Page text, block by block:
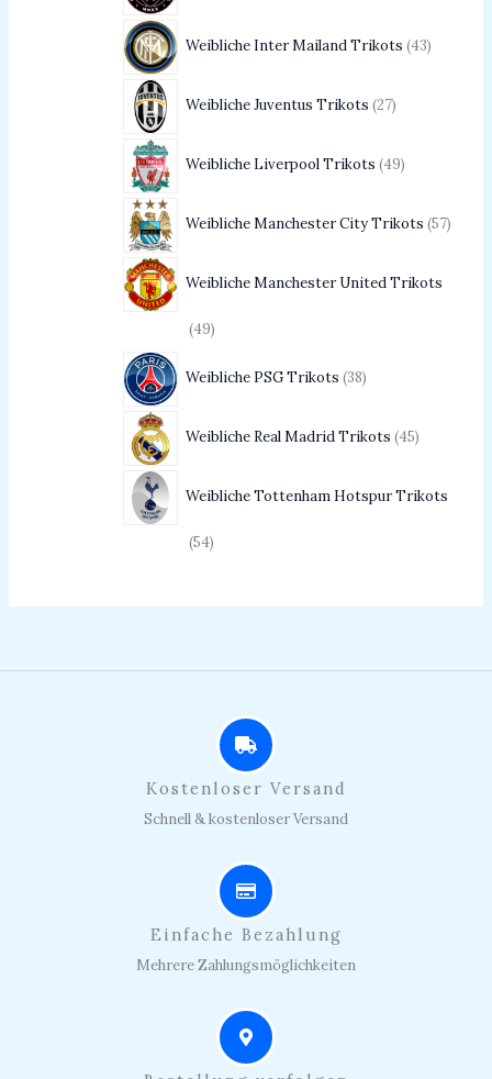
Weibliche Inter Mailand Trikots 43
Weibliche Juventus Trikots 27
Weibliche Liverpool Trikots 49
Weibliche Manchester City Trikots 57
Weibliche Manchester United Trikots
49
Weibliche PSG Trikots 38
Weibliche Real Madrid Trikots 45
Weibliche Tottenham Hotspur Trikots
54
Kostenloser Versand
Schnell & kostenloser Versand
Einfache Bezahlung
Mehrere Zahlungsmöglichkeiten